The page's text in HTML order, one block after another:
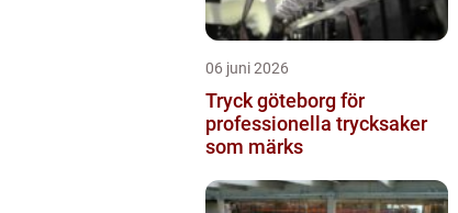
06 juni 2026
Tryck göteborg för
professionella trycksaker
som märks